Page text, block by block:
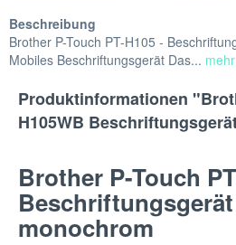
Beschreibung
Brother P-Touch PT-H105 -
Mobiles Beschriftungsgerät Das... mehr
Produktinformationen
H105WB
Brother P-Touch
monochrom